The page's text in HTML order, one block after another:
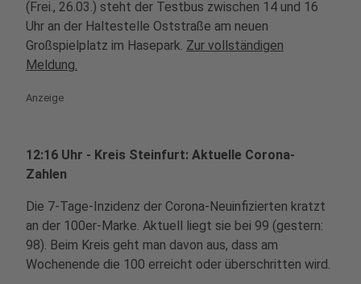
(Frei., 26.03.) steht der Testbus zwischen 14 und 16
Uhr an der Haltestelle Oststraße am neuen
Großspielplatz im Hasepark. Zur vollständigen
Meldung.
Anzeige
12:16 Uhr - Kreis Steinfurt: Aktuelle Corona-
Zahlen
Die 7-Tage-Inzidenz der Corona-Neuinfizierten kratzt
an der 100er-Marke. Aktuell liegt sie bei 99 (gestern:
98). Beim Kreis geht man davon aus, dass am
Wochenende die 100 erreicht oder überschritten wird.